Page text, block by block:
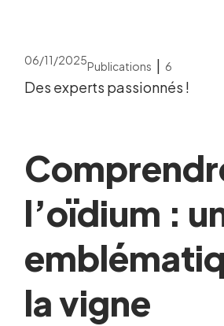
06/11/2025Publications | 6
Des experts passionnés !
l’oïdium :
la vigne